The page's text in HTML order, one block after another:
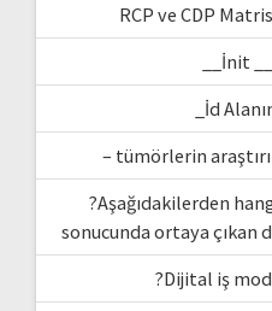
RCP ve CDP
__İnit
_İd
– tümörlerin
?Aşağıdakilerden
sonucunda ortaya
?Dijital iş